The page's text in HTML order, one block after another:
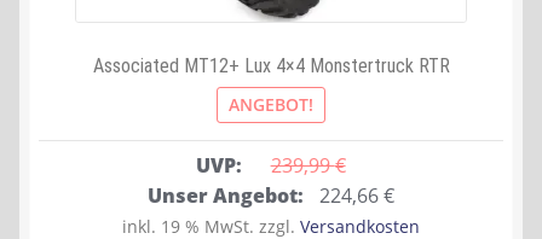
Associated MT12+ Lux 4×4 Monstertruck RTR
ANGEBOT!
UVP: 239,99 €
Ursprünglicher
Preis
Unser Angebot: 224,66€Aktueller
Preis
inkl. 19 % MwSt. zzgl. Versandkosten